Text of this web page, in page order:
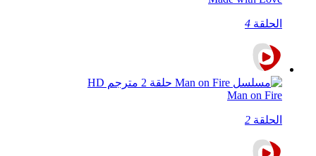
الحلقة 4
Man on Fire
الحلقة 2